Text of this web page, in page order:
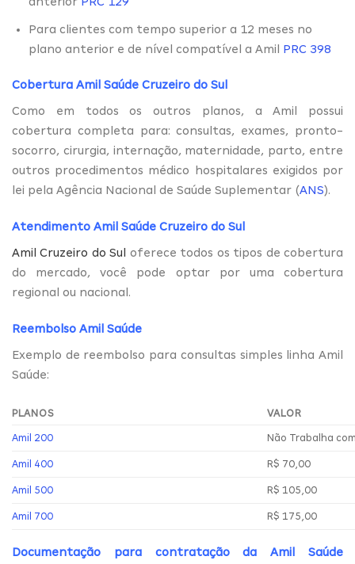
Para clientes com tempo superior a 12 meses no
plano anterior e de nível compatível a Amil PRC 398
Cobertura Amil Saúde Cruzeiro do Sul
Como em todos os outros planos, a Amil possui
cobertura completa para: consultas, exames, pronto-
socorro, cirurgia, internação, maternidade, parto, entre
outros procedimentos médico hospitalares exigidos por
lei pela Agência Nacional de Saúde Suplementar (ANS).
Atendimento Amil Saúde Cruzeiro do Sul
Amil Cruzeiro do Sul oferece todos os tipos de cobertura
do mercado, você pode optar por uma cobertura
regional ou nacional.
Reembolso Amil Saúde
Exemplo de reembolso para consultas simples linha Amil
Saúde:
PLANOS VALOR
Amil 200 Não Trabalha
Amil 400 R$ 70,00
Amil 500 R$ 105,00
Amil 700 R$ 175,00
Documentação para contratação da Amil Saúde